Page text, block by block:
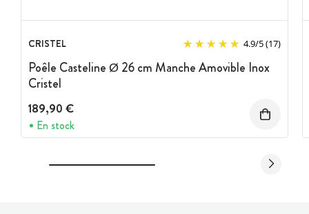
CRISTEL 4.9/5(17)
Poêle Casteline Ø 26 cm Manche Amovible Inox
Cristel
189,90 €
En stock